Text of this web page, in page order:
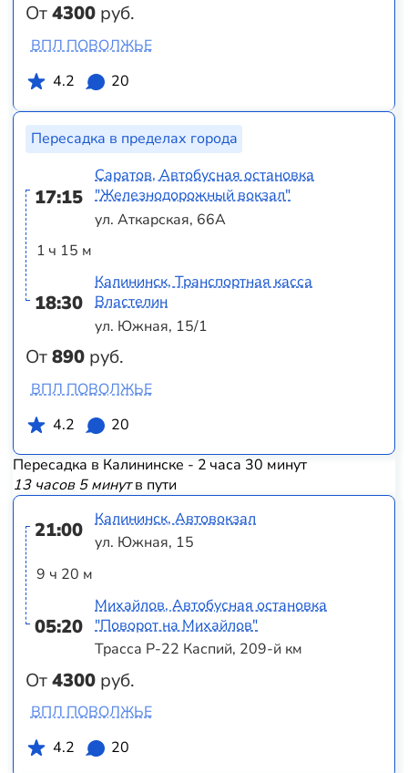
От4300 руб.
ВПЛ ПОВОЛЖЬЕ
4.2
20
Пересадка в пределах города
17:15
1 ч 15 м
18:30
От890 руб.
Саратов, Автобусная остановка
"Железнодорожный вокзал"
ул. Аткарская, 66А
Калининск, Транспортная касса
Властелин
ул. Южная, 15/1
ВПЛ ПОВОЛЖЬЕ
4.2
20
Пересадка в Калининске - 2 часа 30 минут
13 часов 5 минутв пути
21:00
9 ч 20 м
05:20
От4300 руб.
Калининск, Автовокзал
ул. Южная, 15
Михайлов, Автобусная остановка
"Поворот на Михайлов"
Трасса Р-22 Каспий, 209-й км
ВПЛ ПОВОЛЖЬЕ
4.2
20